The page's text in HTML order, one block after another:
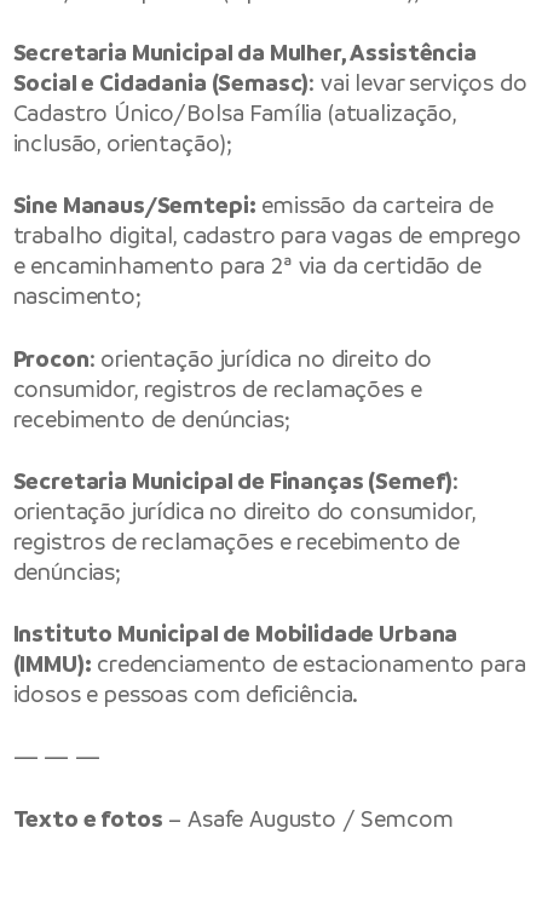
Secretaria Municipal da Mulher, Assistência
Social e Cidadania (Semasc): vai levar serviços do
Cadastro Único/Bolsa Família (atualização,
inclusão, orientação);
Sine Manaus/Semtepi: emissão da carteira de
trabalho digital, cadastro para vagas de emprego
e encaminhamento para 2ª via da certidão de
nascimento;
Procon: orientação jurídica no direito do
consumidor, registros de reclamações e
recebimento de denúncias;
Secretaria Municipal de Finanças (Semef):
orientação jurídica no direito do consumidor,
registros de reclamações e recebimento de
denúncias;
Instituto Municipal de Mobilidade Urbana
(IMMU): credenciamento de estacionamento para
idosos e pessoas com deficiência.
— — —
Texto e fotos – Asafe Augusto / Semcom